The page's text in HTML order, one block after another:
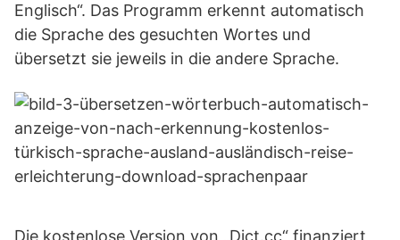
Englisch“. Das Programm erkennt automatisch
die Sprache des gesuchten Wortes und
übersetzt sie jeweils in die andere Sprache.
Die kostenlose Version von „Dict.cc“ finanziert